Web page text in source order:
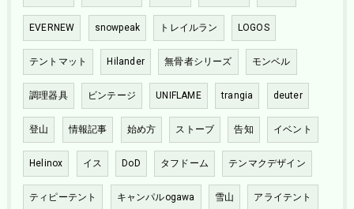
EVERNEW snowpeak トレイルラン LOGOS
テントマット Hilander 無骨者シリーズ モンベル
調理器具 ビンテージ UNIFLAME trangia deuter
登山 情報記事 始め方 ストーブ 告知 イベント
Helinox イス DoD タフドーム テンマクデザイン
ティピーテント キャンパルogawa 雪山 アライテント